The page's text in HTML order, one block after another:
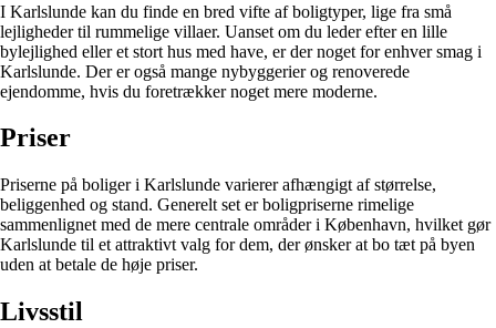
I Karlslunde kan du finde en bred vifte af boligtyper, lige fra små
lejligheder til rummelige villaer. Uanset om du leder efter en lille
bylejlighed eller et stort hus med have, er der noget for enhver smag i
Karlslunde. Der er også mange nybyggerier og renoverede
ejendomme, hvis du foretrækker noget mere moderne.
Priser
Priserne på boliger i Karlslunde varierer afhængigt af størrelse,
beliggenhed og stand. Generelt set er boligpriserne rimelige
sammenlignet med de mere centrale områder i København, hvilket gør
Karlslunde til et attraktivt valg for dem, der ønsker at bo tæt på byen
uden at betale de høje priser.
Livsstil